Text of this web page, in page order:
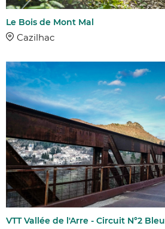
Le Bois de Mont Mal
Cazilhac
VTT Vallée de l'Arre - Circuit N°2 Bleu